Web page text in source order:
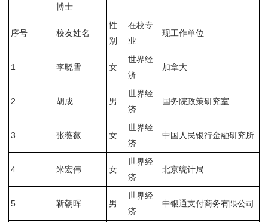
博士
序号 校友姓名
性
别
在校专
业
现工作单位
1 李晓雪 女
世界经
济
加拿大
2 胡成 男
世界经
济
国务院政策研究室
3 张薇薇 女
世界经
济
中国人民银行金融研究所
4 米宏伟 女
世界经
济
北京统计局
5 靳朝晖 男
世界经
济
中银通支付商务有限公司